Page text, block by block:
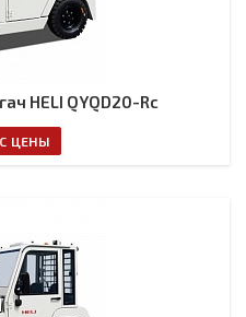
HELI QYQD20-Rc
ЦЕНЫ